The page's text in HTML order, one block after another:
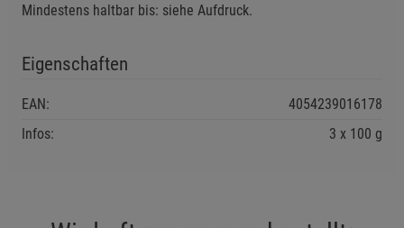
Mindestens haltbar bis: siehe Aufdruck.
Eigenschaften
EAN:
4054239016178
Infos:
3 x 100 g
Cookie-Informationenanzeigen
Funktionale Cookies (1)
Beschreibung Funktionale Cookies